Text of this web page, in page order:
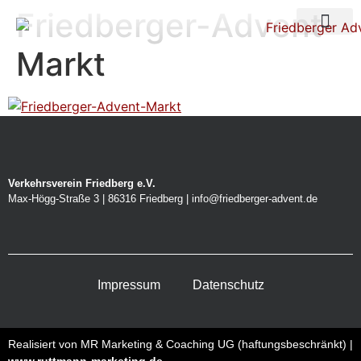
Friedberger-Advent-
Markt
Verkehrsverein Friedberg e.V.
Max-Högg-Straße 3 | 86316 Friedberg | info@friedberger-advent.de
Impressum Datenschutz
Realisiert von MR Marketing & Coaching UG (haftungsbeschränkt) |